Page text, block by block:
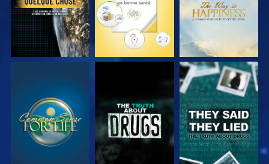
REGARDER REGARDER REGARDER